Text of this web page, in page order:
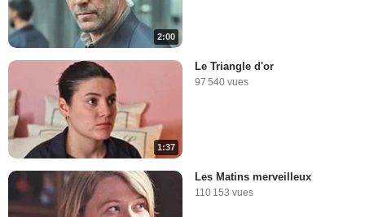
2:00
1:37
Le Triangle d'or
97 540 vues
Les Matins merveilleux
110 153 vues